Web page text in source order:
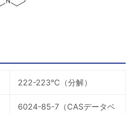
222-223°C（分解）
6024-85-7（CASデータベ